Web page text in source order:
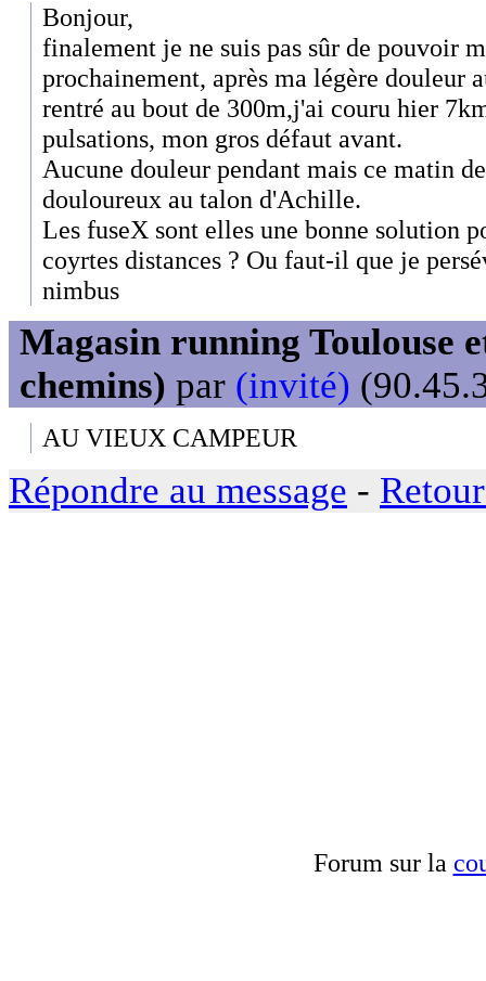
Bonjour,
finalement je ne suis pas sûr de pouvoir
prochainement, après ma légère douleur
rentré au bout de 300m,j'ai couru hier
pulsations, mon gros défaut avant.
Aucune douleur pendant mais ce matin
douloureux au talon d'Achille.
Les fuseX sont elles une bonne solution
coyrtes distances ? Ou faut-il que je
nimbus
Magasin running Toulouse
chemins) par (invité)
AU VIEUX CAMPEUR
Répondre au message -
Forum sur la